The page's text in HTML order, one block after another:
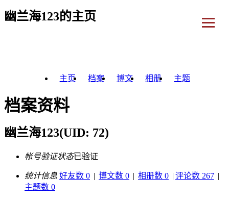
幽兰海123的主页
主页 档案 博文 相册 主题
档案资料
幽兰海123(UID: 72)
帐号验证状态已验证
统计信息 好友数 0 | 博文数 0 | 相册数 0 | 评论数 267 |
主题数 0